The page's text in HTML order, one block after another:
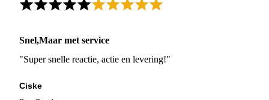
Snel,Maar met service
"Super snelle reactie, actie en levering!"
Ciske